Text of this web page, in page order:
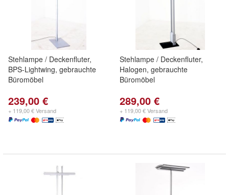
Stehlampe / Deckenfluter,
BPS-Lightwing, gebrauchte
Büromöbel
239,00 €
+ 119,00 € Versand
Stehlampe / Deckenfluter,
Halogen, gebrauchte
Büromöbel
289,00 €
+ 119,00 € Versand